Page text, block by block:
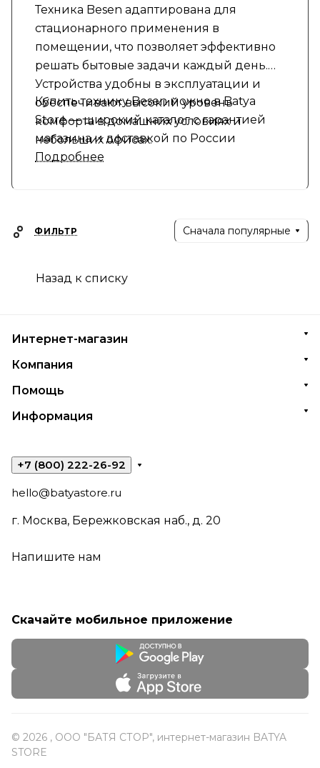
Техника Besen адаптирована для
стационарного применения в
помещении, что позволяет эффективно
решать бытовые задачи каждый день.
Устройства удобны в эксплуатации и
обеспечивают высокий уровень
комфорта в домашних условиях и
небольших офисах.
Купить технику Besen можно в Batya
Store — широкий каталог с гарантией
магазина и доставкой по России
Подробнее
ФИЛЬТР Сначала популярные
Назад к списку
Интернет-магазин
Компания
Помощь
Информация
+7 (800) 222-26-92
hello@batyastore.ru
г. Москва, Бережковская наб., д. 20
Напишите нам
Скачайте мобильное приложение
© 2026 , ООО "БАТЯ СТОР", интернет-магазин BATYA
STORE